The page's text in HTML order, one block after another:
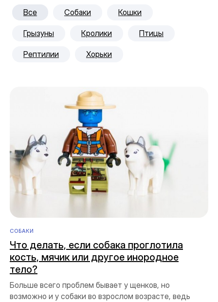
Все Собаки Кошки
Грызуны Кролики Птицы
Рептилии Хорьки
СОБАКИ
Что делать, если собака проглотила
кость, мячик или другое инородное
тело?
Больше всего проблем бывает у щенков, но
возможно и у собаки во взрослом возрасте, ведь